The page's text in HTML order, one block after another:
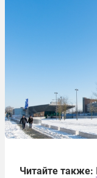
Читайте также: